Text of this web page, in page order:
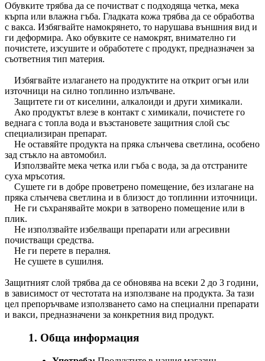
Обувките трябва да се почистват с подходяща четка, мека
кърпа или влажна гъба. Гладката кожа трябва да се обработва
с вакса. Избягвайте намокрянето, то нарушава външния вид и
ги деформира. Ако обувките се намокрят, внимателно ги
почистете, изсушите и обработете с продукт, предназначен за
съответния тип материя.
Избягвайте излагането на продуктите на открит огън или
източници на силно топлинно излъчване.
Защитете ги от киселини, алкалоиди и други химикали.
Ако продуктът влезе в контакт с химикали, почистете го
веднага с топла вода и възстановете защитния слой със
специализиран препарат.
Не оставяйте продукта на пряка слънчева светлина, особено
зад стъкло на автомобил.
Използвайте мека четка или гъба с вода, за да отстраните
суха мръсотия.
Сушете ги в добре проветрено помещение, без излагане на
пряка слънчева светлина и в близост до топлинни източници.
Не ги съхранявайте мокри в затворено помещение или в
плик.
Не използвайте избелващи препарати или агресивни
почистващи средства.
Не ги перете в пералня.
Не сушете в сушилня.
Защитният слой трябва да се обновява на всеки 2 до 3 години,
в зависимост от честотата на използване на продукта. За тази
цел препоръчваме използването само на специални препарати
и вакси, предназначени за конкретния вид продукт.
1. Обща информация